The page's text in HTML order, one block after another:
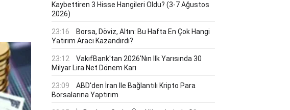
Kaybettiren 3 Hisse Hangileri Oldu? (3-7 Ağustos
2026)
23:16
Borsa, Döviz, Altın: Bu Hafta En Çok Hangi
Yatırım Aracı Kazandırdı?
23:12
VakıfBank'tan 2026'nın Ilk Yarısında 30
Milyar Lira Net Dönem Karı
23:09
ABD'den İran Ile Bağlantılı Kripto Para
Borsalarına Yaptırım